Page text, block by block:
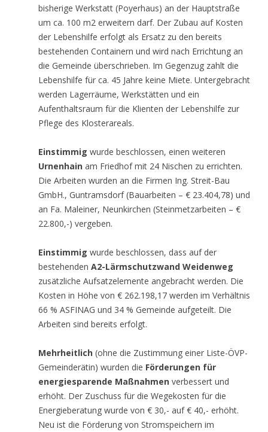
bisherige Werkstatt (Poyerhaus) an der Hauptstraße
um ca. 100 m2 erweitern darf. Der Zubau auf Kosten
der Lebenshilfe erfolgt als Ersatz zu den bereits
bestehenden Containern und wird nach Errichtung an
die Gemeinde überschrieben. Im Gegenzug zahlt die
Lebenshilfe für ca. 45 Jahre keine Miete. Untergebracht
werden Lagerräume, Werkstätten und ein
Aufenthaltsraum für die Klienten der Lebenshilfe zur
Pflege des Klosterareals.
Einstimmig wurde beschlossen, einen weiteren
Urnenhain am Friedhof mit 24 Nischen zu errichten.
Die Arbeiten wurden an die Firmen Ing. Streit-Bau
GmbH., Guntramsdorf (Bauarbeiten – € 23.404,78) und
an Fa. Maleiner, Neunkirchen (Steinmetzarbeiten – €
22.800,-) vergeben.
Einstimmig wurde beschlossen, dass auf der
bestehenden A2-Lärmschutzwand Weidenweg
zusätzliche Aufsatzelemente angebracht werden. Die
Kosten in Höhe von € 262.198,17 werden im Verhältnis
66 % ASFINAG und 34 % Gemeinde aufgeteilt. Die
Arbeiten sind bereits erfolgt.
Mehrheitlich (ohne die Zustimmung einer Liste-ÖVP-
Gemeinderätin) wurden die Förderungen für
energiesparende Maßnahmen verbessert und
erhöht. Der Zuschuss für die Wegekosten für die
Energieberatung wurde von € 30,- auf € 40,- erhöht.
Neu ist die Förderung von Stromspeichern im